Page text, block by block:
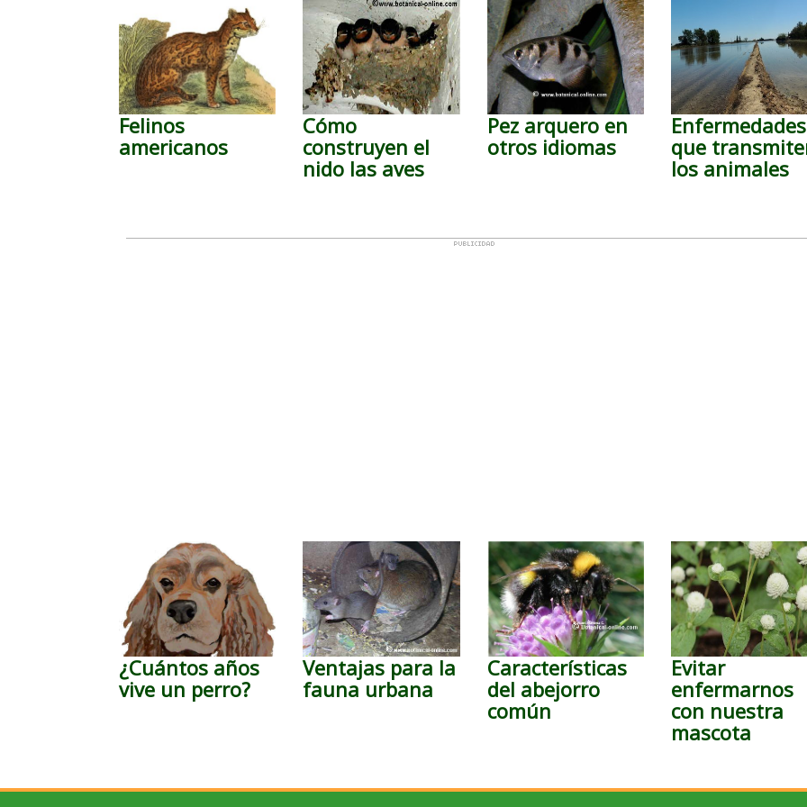
Felinos
americanos
Cómo
construyen el
nido las aves
Pez arquero en
otros idiomas
Enfermedades
que
los animales
¿Cuántos años
vive un perro?
Ventajas para la
fauna urbana
Características
del abejorro
común
Evitar
enfermarnos
con nuestra
mascota